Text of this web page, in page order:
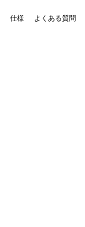
仕様 よくある質問